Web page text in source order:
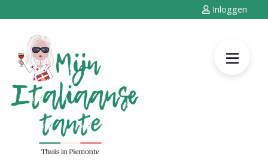
Inloggen